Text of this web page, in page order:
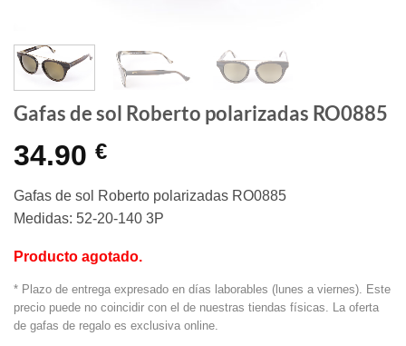
Gafas de sol Roberto polarizadas RO0885
34.90 €
Gafas de sol Roberto polarizadas RO0885
Medidas: 52-20-140 3P
Producto agotado.
* Plazo de entrega expresado en días laborables (lunes a viernes). Este
precio puede no coincidir con el de nuestras tiendas físicas. La oferta
de gafas de regalo es exclusiva online.